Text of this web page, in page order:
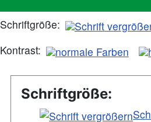
Schriftgröße:
Kontrast:
Schriftgröße: